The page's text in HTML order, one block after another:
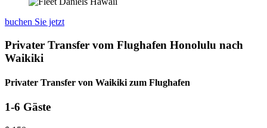
buchen Sie jetzt
Privater Transfer vom Flughafen Honolulu nach
Waikiki
Privater Transfer von Waikiki zum Flughafen
1-6 Gäste